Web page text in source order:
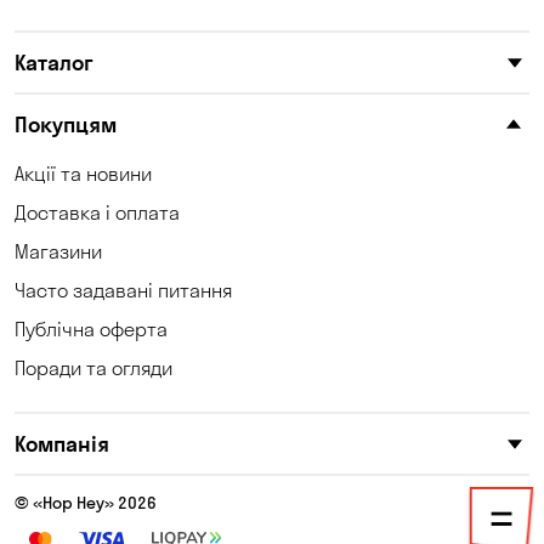
Котівка
Кошари
Крюківщина
Мала Кохнівка
Каталог
Покупцям
Акції та новини
Доставка і оплата
Магазини
Часто задавані питання
Публічна оферта
Поради та огляди
Компанія
© «Hop Hey» 2026
Детальніше о файлах